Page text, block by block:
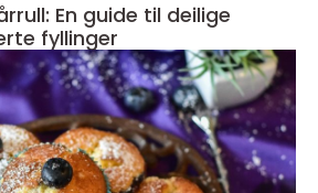
En guide til deilige
fyllinger